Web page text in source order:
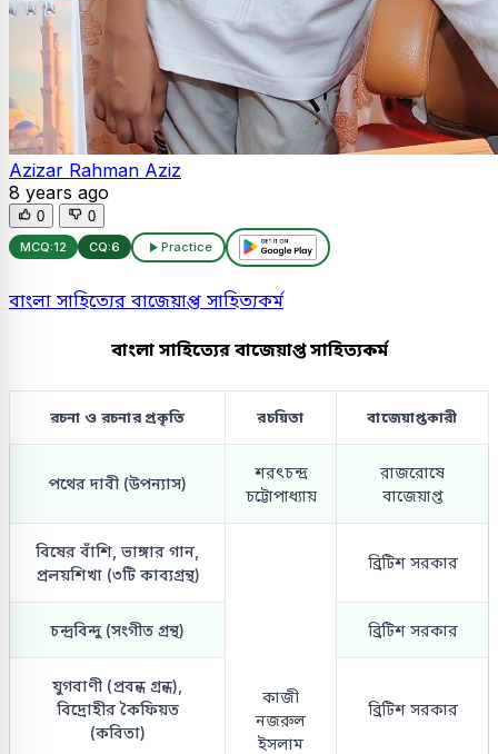
Azizar Rahman Aziz
8 years ago
0 0
MCQ:12 CQ:6 Practice
বাংলা সাহিত্যের বাজেয়াপ্ত সাহিত্যকর্ম
বাংলা সাহিত্যের বাজেয়াপ্ত সাহিত্যকর্ম
রচনা ও রচনার প্রকৃতি রচয়িতা বাজেয়াপ্তকারী
পথের দাবী (উপন্যাস)
শরৎচন্দ্র
চট্টোপাধ্যায়
রাজরোষে
বাজেয়াপ্ত
বিষের বাঁশি, ভাঙ্গার গান,
প্রলয়শিখা (৩টি কাব্যগ্রন্থ)
কাজী
নজরুল
ইসলাম
ব্রিটিশ সরকার
চন্দ্রবিন্দু (সংগীত গ্রন্থ) ব্রিটিশ সরকার
যুগবাণী (প্রবন্ধ গ্রন্ধ),
বিদ্রোহীর কৈফিয়ত
(কবিতা)
ব্রিটিশ সরকার